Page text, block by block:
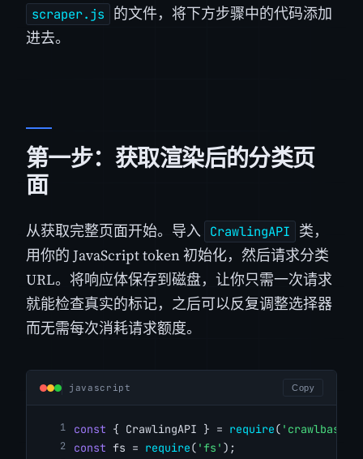
scraper.js
的文件，将下方步骤中的代码添加
进去。
第一步：获取渲染后的分类页
面
从获取完整页面开始。导入 CrawlingAPI
类，
用你的 JavaScript token 初始化，然后请求分类
URL。将响应体保存到磁盘，让你只需一次请求
就能检查真实的标记，之后可以反复调整选择器
而无需每次消耗请求额度。
javascript Copy
const { CrawlingAPI } = require( 'crawlbase'
const fs = require( 'fs' );